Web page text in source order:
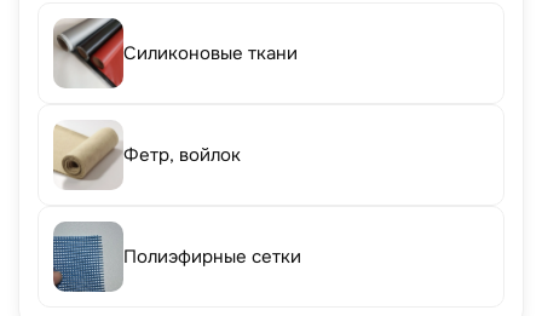
Силиконовые ткани
Фетр, войлок
Полиэфирные сетки